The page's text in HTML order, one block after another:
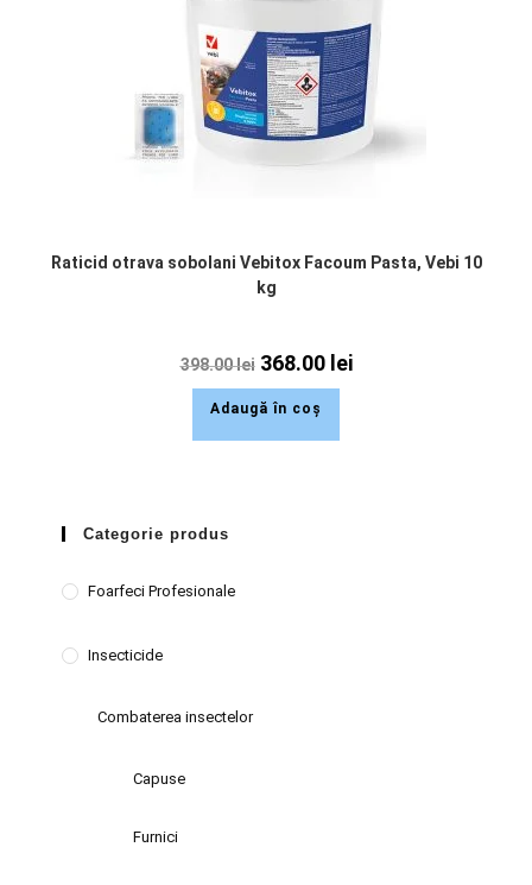
Raticid otrava sobolani Vebitox Facoum Pasta, Vebi 10
kg
398.00lei 368.00 lei
Adaugă în coș
Categorie produs
Foarfeci Profesionale
Insecticide
Combaterea insectelor
Capuse
Furnici